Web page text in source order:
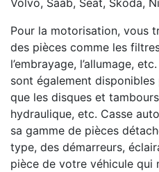
Volvo, Saab, Seat, Skoda,
Pour la motorisation, vous
des pièces comme les
l’embrayage, l’allumage,
sont également
que les disques et
hydraulique, etc. Casse
sa gamme de pièces
type, des démarreurs,
pièce de votre véhicule qui